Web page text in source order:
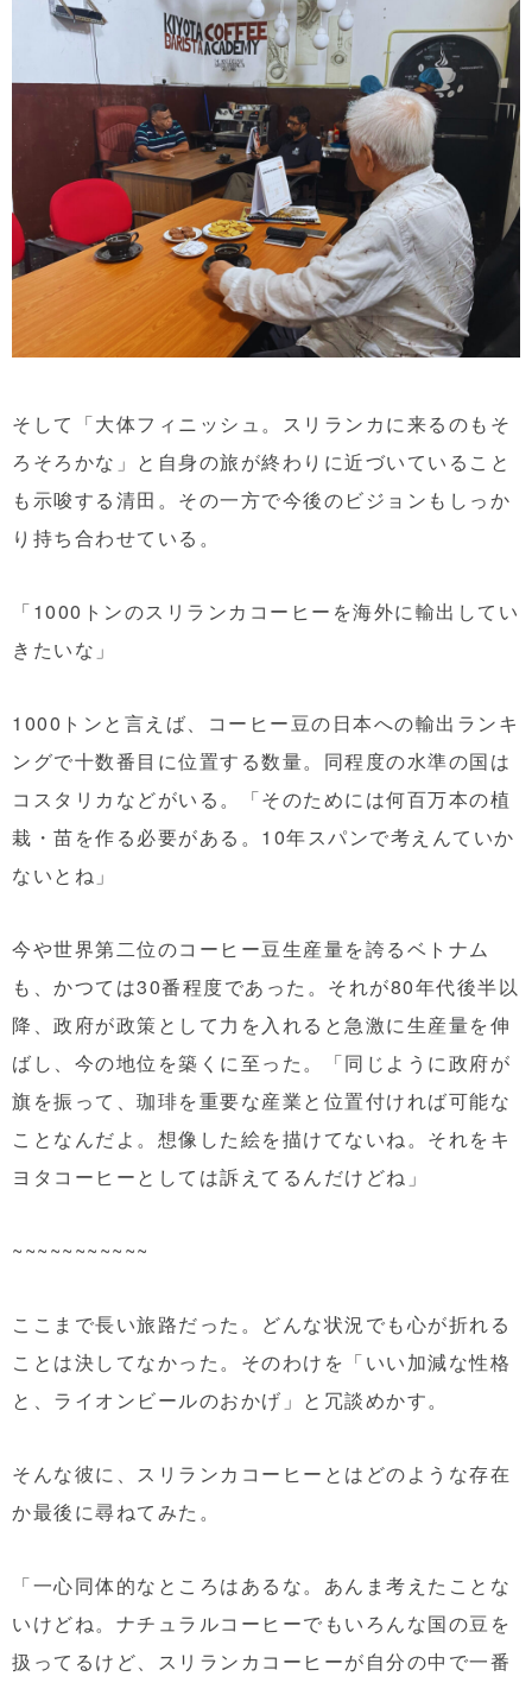
そして「大体フィニッシュ。スリランカに来るのもそ
ろそろかな」と自身の旅が終わりに近づいていること
も示唆する清田。その一方で今後のビジョンもしっか
り持ち合わせている。
「1000トンのスリランカコーヒーを海外に輸出してい
きたいな」
1000トンと言えば、コーヒー豆の日本への輸出ランキ
ングで十数番目に位置する数量。同程度の水準の国は
コスタリカなどがいる。「そのためには何百万本の植
栽・苗を作る必要がある。10年スパンで考えんていか
ないとね」
今や世界第二位のコーヒー豆生産量を誇るベトナム
も、かつては30番程度であった。それが80年代後半以
降、政府が政策として力を入れると急激に生産量を伸
ばし、今の地位を築くに至った。「同じように政府が
旗を振って、珈琲を重要な産業と位置付ければ可能な
ことなんだよ。想像した絵を描けてないね。それをキ
ヨタコーヒーとしては訴えてるんだけどね」
~~~~~~~~~~~
ここまで長い旅路だった。どんな状況でも心が折れる
ことは決してなかった。そのわけを「いい加減な性格
と、ライオンビールのおかげ」と冗談めかす。
そんな彼に、スリランカコーヒーとはどのような存在
か最後に尋ねてみた。
「一心同体的なところはあるな。あんま考えたことな
いけどね。ナチュラルコーヒーでもいろんな国の豆を
扱ってるけど、スリランカコーヒーが自分の中で一番